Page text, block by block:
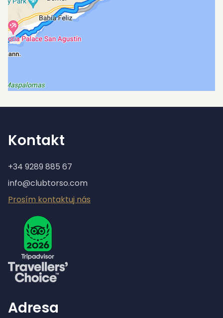
Kontakt
+34 9289 885 67
info@clubtorso.com
Prosím kontaktuj nás
Adresa